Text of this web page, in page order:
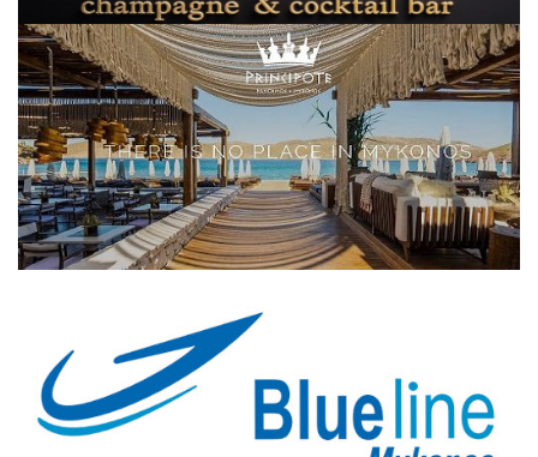
About
Elections 2023
Γλώσσα
Ελληνικά English